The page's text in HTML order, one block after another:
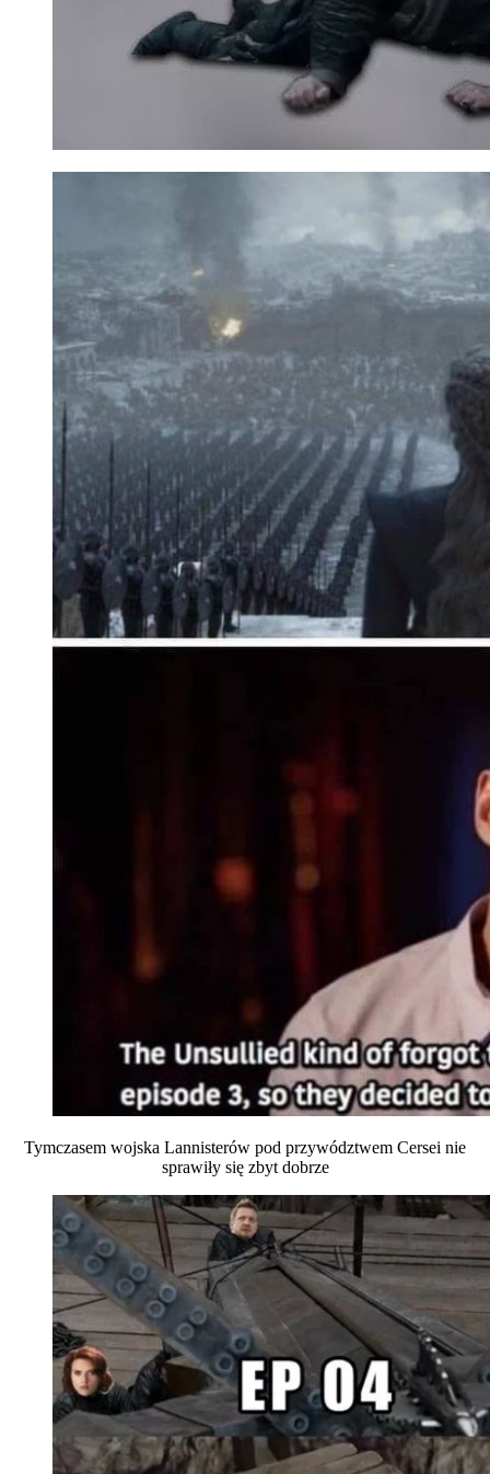
Tymczasem wojska Lannisterów pod przywództwem Cersei nie
sprawiły się zbyt dobrze